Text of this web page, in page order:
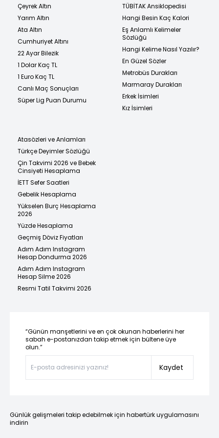
Çeyrek Altın
Yarım Altın
Ata Altın
Cumhuriyet Altını
22 Ayar Bilezik
1 Dolar Kaç TL
1 Euro Kaç TL
Canlı Maç Sonuçları
Süper Lig Puan Durumu
TÜBİTAK Ansiklopedisi
Hangi Besin Kaç Kalori
Eş Anlamlı Kelimeler
Sözlüğü
Hangi Kelime Nasıl Yazılır?
En Güzel Sözler
Metrobüs Durakları
Marmaray Durakları
Erkek İsimleri
Kız İsimleri
Atasözleri ve Anlamları
Türkçe Deyimler Sözlüğü
Çin Takvimi 2026 ve Bebek
Cinsiyeti Hesaplama
İETT Sefer Saatleri
Gebelik Hesaplama
Yükselen Burç Hesaplama
2026
Yüzde Hesaplama
Geçmiş Döviz Fiyatları
Adım Adım Instagram
Hesap Dondurma 2026
Adım Adım Instagram
Hesap Silme 2026
Resmi Tatil Takvimi 2026
“Günün manşetlerini ve en çok okunan haberlerini her
sabah e-postanızdan takip etmek için bültene üye
olun.”
Kaydet
Günlük gelişmeleri takip edebilmek için habertürk uygulamasını
indirin